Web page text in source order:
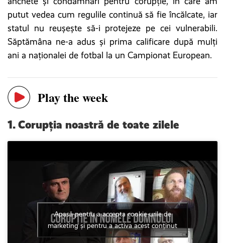
putut vedea cum regulile continuă să fie încălcate, iar
statul nu reușește să-i protejeze pe cei vulnerabili.
Săptămâna ne-a adus și prima calificare după mulți
ani a naționalei de fotbal la un Campionat European.
Play the week
1. Corupția noastră de toate zilele
Apasă pentru a accepta cookie-urile de
marketing și pentru a activa acest conținut